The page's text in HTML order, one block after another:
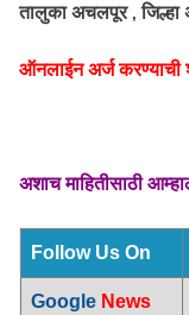
तालुका अचलपूर , जिल्हा
ऑनलाईन अर्ज करण्याची
अशाच माहितीसाठी
Follow Us On
Google News